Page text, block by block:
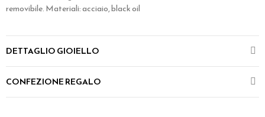
removibile. Materiali: acciaio, black oil
DETTAGLIO GIOIELLO
CONFEZIONE REGALO